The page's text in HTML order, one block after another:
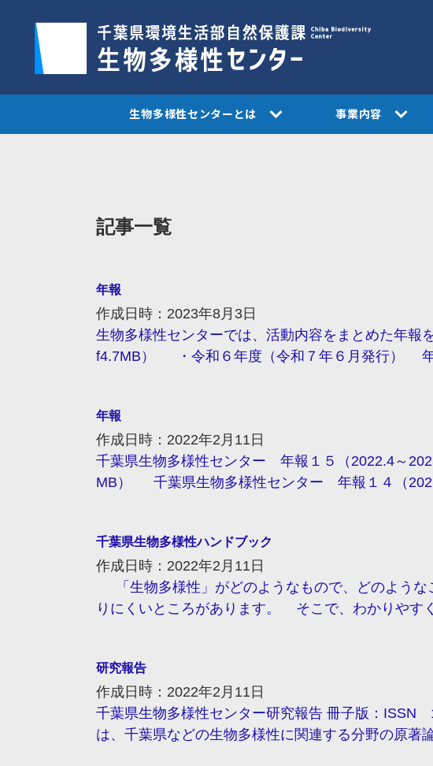
生物多様性センターとは 事業内容
記事一覧
年報
作成日時：2023年8月3日
生物多様性センターでは、活動内容をまとめた年
f4.7MB） ・令和６年度（令和７年６月発行）
年報
作成日時：2022年2月11日
千葉県生物多様性センター 年報１５（2022.4～
MB） 千葉県生物多様性センター 年報１４（
千葉県生物多様性ハンドブック
作成日時：2022年2月11日
「生物多様性」がどのようなもので、どのような
りにくいところがあります。 そこで、わかりやす
研究報告
作成日時：2022年2月11日
千葉県生物多様性センター研究報告 冊子版：
は、千葉県などの生物多様性に関連する分野の原著